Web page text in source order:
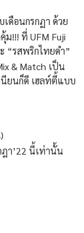
ดือนกรกฏา ด้วย
ม!!! ที่ UFM Fuji
“รสพริกไทยดำ”
& Match เป็น
ยนก็ดี เฮลท์ตี้แบบ
ฎา’22 นี้เท่านั้น